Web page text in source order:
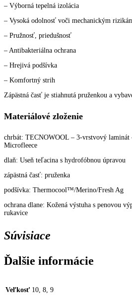
– Výborná tepelná izolácia
– Vysoká odolnosť voči mechanickým
– Pružnosť, priedušnosť
– Antibakteriálna ochrana
– Hrejivá podšívka
– Komfortný strih
Zápästná časť je stiahnutá pruženkou a
Materiálové zloženie
chrbát: TECNOWOOL – 3-vrstvový
Microfleece
dlaň: Useň teľacina s hydrofóbnou úpravou
zápästná časť: pruženka
podšívka: Thermocool™/Merino/Fresh Ag
ochrana dlane: Kožená výstuha s penovou
rukavice
Súvisiace
Ďalšie informácie
Veľkosť 10, 8, 9